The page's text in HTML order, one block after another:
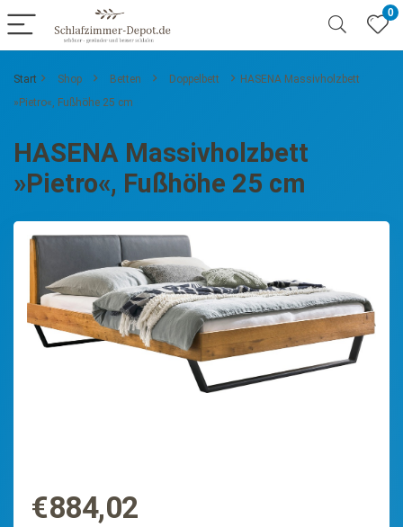
0
Start Shop Betten Doppelbett
HASENA Massivholzbett
»Pietro«, Fußhöhe 25 cm
HASENA Massivholzbett
»Pietro«, Fußhöhe 25 cm
€884,02